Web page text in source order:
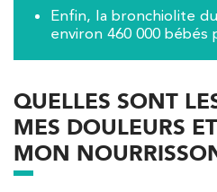
Enfin, la bronchiolite
environ 460 000 bébés
QUELLES SONT
MES DOULEURS
MON
12 Rue César
12 Rue César Franck
01 43 31 00 33
Kinésithérapie